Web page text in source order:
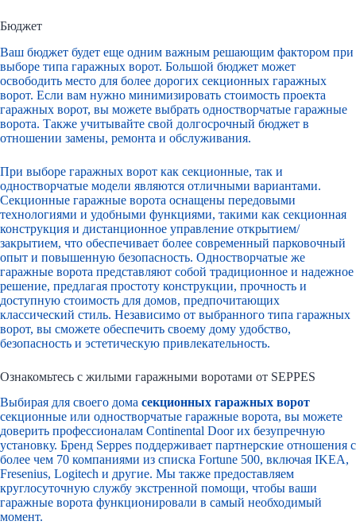
Бюджет
Ваш бюджет будет еще одним важным решающим фактором при
выборе типа гаражных ворот. Большой бюджет может
освободить место для более дорогих секционных гаражных
ворот. Если вам нужно минимизировать стоимость проекта
гаражных ворот, вы можете выбрать одностворчатые гаражные
ворота. Также учитывайте свой долгосрочный бюджет в
отношении замены, ремонта и обслуживания.
При выборе гаражных ворот как секционные, так и
одностворчатые модели являются отличными вариантами.
Секционные гаражные ворота оснащены передовыми
технологиями и удобными функциями, такими как секционная
конструкция и дистанционное управление открытием/
закрытием, что обеспечивает более современный парковочный
опыт и повышенную безопасность. Одностворчатые же
гаражные ворота представляют собой традиционное и надежное
решение, предлагая простоту конструкции, прочность и
доступную стоимость для домов, предпочитающих
классический стиль. Независимо от выбранного типа гаражных
ворот, вы сможете обеспечить своему дому удобство,
безопасность и эстетическую привлекательность.
Ознакомьтесь с жилыми гаражными воротами от SEPPES
Выбирая для своего дома секционных гаражных ворот
секционные или одностворчатые гаражные ворота, вы можете
доверить профессионалам Continental Door их безупречную
установку. Бренд Seppes поддерживает партнерские отношения с
более чем 70 компаниями из списка Fortune 500, включая IKEA,
Fresenius, Logitech и другие. Мы также предоставляем
круглосуточную службу экстренной помощи, чтобы ваши
гаражные ворота функционировали в самый необходимый
момент.